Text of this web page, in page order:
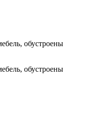
обустроены
обустроены